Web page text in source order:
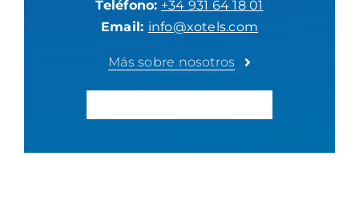
Teléfono: +34 931 64 18 01
Email: info@xotels.com
Más sobre nosotros